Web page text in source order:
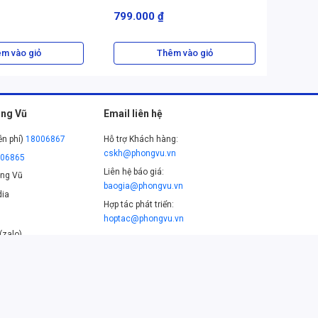
vào giỏ
799.000 ₫
Thêm vào giỏ
Vũ
phí)18006867
Vũ
Email liên hệ
Hỗ trợ Khách hàng:
cskh@phongvu.vn
Liên hệ báo giá:
baogia@phongvu.vn
Hợp tác phát triển:
hoptac@phongvu.vn